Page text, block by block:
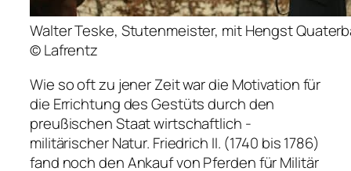
Walter Teske, Stutenmeister, mit Hengst
© Lafrentz
Wie so oft zu jener Zeit war die Motivation für
die Errichtung des Gestüts durch den
preußischen Staat wirtschaftlich ­
militärischer Natur. Friedrich II. (1740 bis 1786)
fand noch den Ankauf von Pferden für Militär